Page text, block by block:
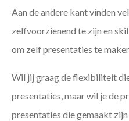
Aan de andere kant vinden
zelfvoorzienend te zijn en
om zelf presentaties te
Wil jij graag de flexibiliteit
presentaties, maar wil je de
presentaties die gemaakt